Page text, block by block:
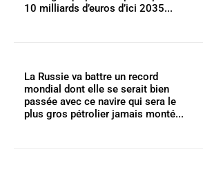
10 milliards d’euros d’ici 2035...
La Russie va battre un record
mondial dont elle se serait bien
passée avec ce navire qui sera le
plus gros pétrolier jamais monté...